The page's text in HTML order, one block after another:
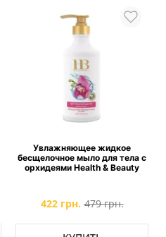
Увлажняющее жидкoе
бесщелочное мыло для тела с
орхидеями Health & Beauty
422 грн. 479 грн.